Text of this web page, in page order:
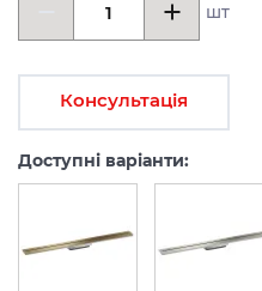
шт
Консультація
Доступні варіанти: